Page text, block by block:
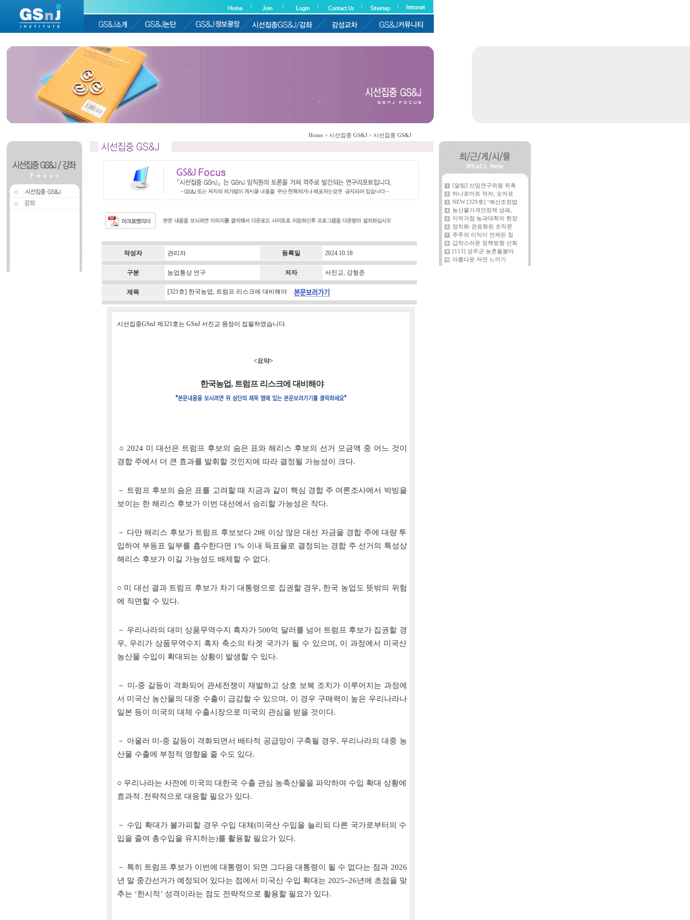
[알림] 선임연구위원 위촉
하나로마트 적자, 숫자로
NEW [329호] ‘예산조정법
농산물가격안정제 성패,
지역거점 농과대학의 현장
정치화·관료화된 조직문
주주의 이익이 언제든 침
갑작스러운 정책방향 선회
[113] 성주군 농촌돌봄마
아름다운 자연 느끼기
Home > 시선집중 GS&J > 시선집중 GS&J
작성자 관리자 등록일 2024.10.18
구분 농업통상 연구 저자 서진교, 강형준
제목 [321호] 한국농업, 트럼프 리스크에 대비해야
시선집중GSnJ 제321호는 GSnJ 서진교 원장이 집필하였습니다.
<요약>
한국농업, 트럼프 리스크에 대비해야
○ 2024 미 대선은 트럼프 후보의 숨은 표와 해리스 후보의 선거 모금액 중 어느 것이
경합 주에서 더 큰 효과를 발휘할 것인지에 따라 결정될 가능성이 크다.
－ 트럼프 후보의 숨은 표를 고려할 때 지금과 같이 핵심 경합 주 여론조사에서 박빙을
보이는 한 해리스 후보가 이번 대선에서 승리할 가능성은 작다.
－ 다만 해리스 후보가 트럼프 후보보다 2배 이상 많은 대선 자금을 경합 주에 대량 투
입하여 부동표 일부를 흡수한다면 1% 이내 득표율로 결정되는 경합 주 선거의 특성상
해리스 후보가 이길 가능성도 배제할 수 없다.
○ 미 대선 결과 트럼프 후보가 차기 대통령으로 집권할 경우, 한국 농업도 뜻밖의 위험
에 직면할 수 있다.
－ 우리나라의 대미 상품무역수지 흑자가 500억 달러를 넘어 트럼프 후보가 집권할 경
우, 우리가 상품무역수지 흑자 축소의 타겟 국가가 될 수 있으며, 이 과정에서 미국산
농산물 수입이 확대되는 상황이 발생할 수 있다.
－ 미-중 갈등이 격화되어 관세전쟁이 재발하고 상호 보복 조치가 이루어지는 과정에
서 미국산 농산물의 대중 수출이 급감할 수 있으며, 이 경우 구매력이 높은 우리나라나
일본 등이 미국의 대체 수출시장으로 미국의 관심을 받을 것이다.
－ 아울러 미-중 갈등이 격화되면서 배타적 공급망이 구축될 경우, 우리나라의 대중 농
산물 수출에 부정적 영향을 줄 수도 있다.
○ 우리나라는 사전에 미국의 대한국 수출 관심 농축산물을 파악하여 수입 확대 상황에
효과적․전략적으로 대응할 필요가 있다.
－ 수입 확대가 불가피할 경우 수입 대체(미국산 수입을 늘리되 다른 국가로부터의 수
입을 줄여 총수입을 유지하는)를 활용할 필요가 있다.
－ 특히 트럼프 후보가 이번에 대통령이 되면 그다음 대통령이 될 수 없다는 점과 2026
년 말 중간선거가 예정되어 있다는 점에서 미국산 수입 확대는 2025~26년에 초점을 맞
추는 ‘한시적’ 성격이라는 점도 전략적으로 활용할 필요가 있다.